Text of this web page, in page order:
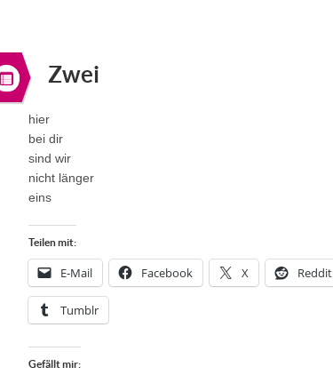
Zwei
hier
bei dir
sind wir
nicht länger
eins
Teilen mit:
E-Mail Facebook X Reddit
Tumblr
Gefällt mir: